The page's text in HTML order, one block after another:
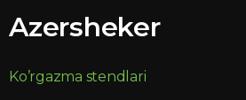
Azersheker
Ko’rgazma stendlari